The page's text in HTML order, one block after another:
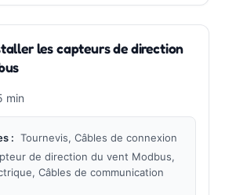
les capteurs de direction
min
: Tournevis, Câbles de connexion
de direction du vent Modbus,
Câbles de communication